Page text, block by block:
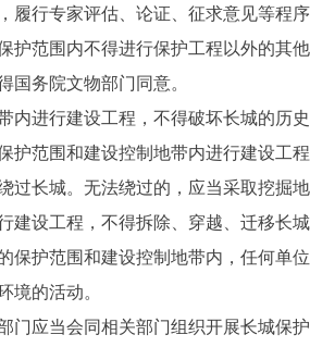
履行专家评估、论证、征求意见等程
护范围内不得进行保护工程以外的其
国务院文物部门同意。
进行建设工程，不得破坏长城的历史
护范围和建设控制地带内进行建设工
长城。无法绕过的，应当采取挖掘地
建设工程，不得拆除、穿越、迁移长
保护范围和建设控制地带内，任何单
境的活动。
门应当会同相关部门组织开展长城保